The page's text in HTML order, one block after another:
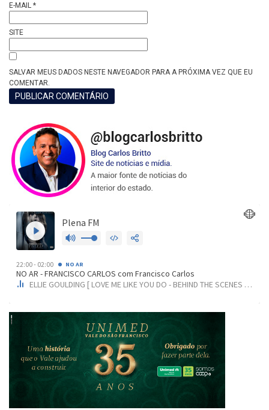
E-MAIL *
SITE
SALVAR MEUS DADOS NESTE NAVEGADOR PARA A PRÓXIMA VEZ QUE EU
COMENTAR.